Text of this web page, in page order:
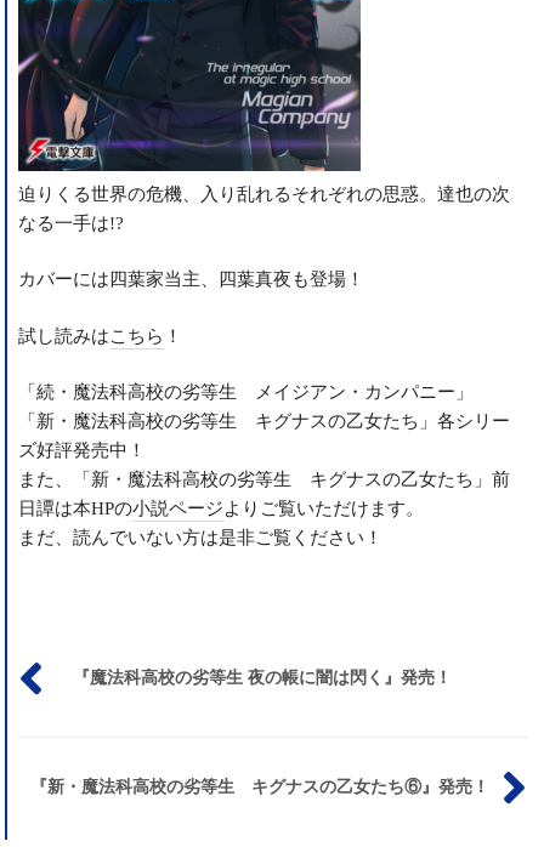
迫りくる世界の危機、入り乱れるそれぞれの思惑。達也の次
なる一手は!?
カバーには四葉家当主、四葉真夜も登場！
試し読みはこちら ！
「続・魔法科高校の劣等生 メイジアン・カンパニー」
「新・魔法科高校の劣等生 キグナスの乙女たち」各シリー
ズ好評発売中！
また、「新・魔法科高校の劣等生 キグナスの乙女たち」前
日譚は本HPの小説ページよりご覧いただけます。
まだ、読んでいない方は是非ご覧ください！
稿
ゲ
『魔法科高校の劣等生 夜の帳に闇は閃く』発売！
『新・魔法科高校の劣等生 キグナスの乙女たち⑥』発売！